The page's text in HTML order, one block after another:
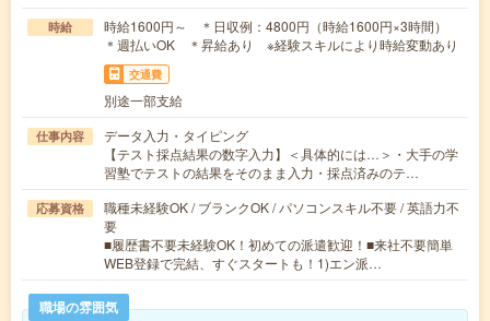
時給
時給1600円～ ＊日収例：4800円（時給1600円×3時間）
＊週払いOK ＊昇給あり ※経験スキルにより時給変動あり
交通費
別途一部支給
仕事内容
データ入力・タイピング
【テスト採点結果の数字入力】＜具体的には…＞・大手の学
習塾でテストの結果をそのまま入力・採点済みのテ…
応募資格
職種未経験OK / ブランクOK / パソコンスキル不要 / 英語力不
要
■履歴書不要未経験OK！初めての派遣歓迎！■来社不要簡単
WEB登録で完結、すぐスタートも！1)エン派…
職場の雰囲気